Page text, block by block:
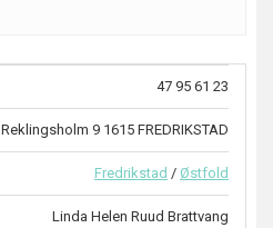
47 95 61 23
Reklingsholm 9 1615 FREDRIKSTAD
Fredrikstad / Østfold
Linda Helen Ruud Brattvang